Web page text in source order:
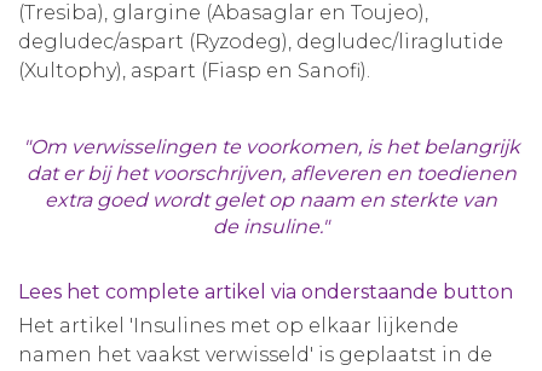
(Tresiba), glargine (Abasaglar en Toujeo),
degludec/aspart (Ryzodeg), degludec/liraglutide
(Xultophy), aspart (Fiasp en Sanofi).
"Om verwisselingen te voorkomen, is het belangrijk
dat er bij het voorschrijven, afleveren en toedienen
extra goed wordt gelet op naam en sterkte van
de insuline."
Lees het complete artikel via onderstaande button
Het artikel 'Insulines met op elkaar lijkende
namen het vaakst verwisseld' is geplaatst in de